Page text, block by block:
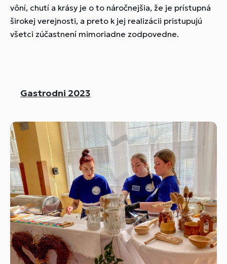
vôní, chutí a krásy je o to náročnejšia, že je prístupná
širokej verejnosti, a preto k jej realizácii pristupujú
všetci zúčastnení mimoriadne zodpovedne.
Gastrodni 2023